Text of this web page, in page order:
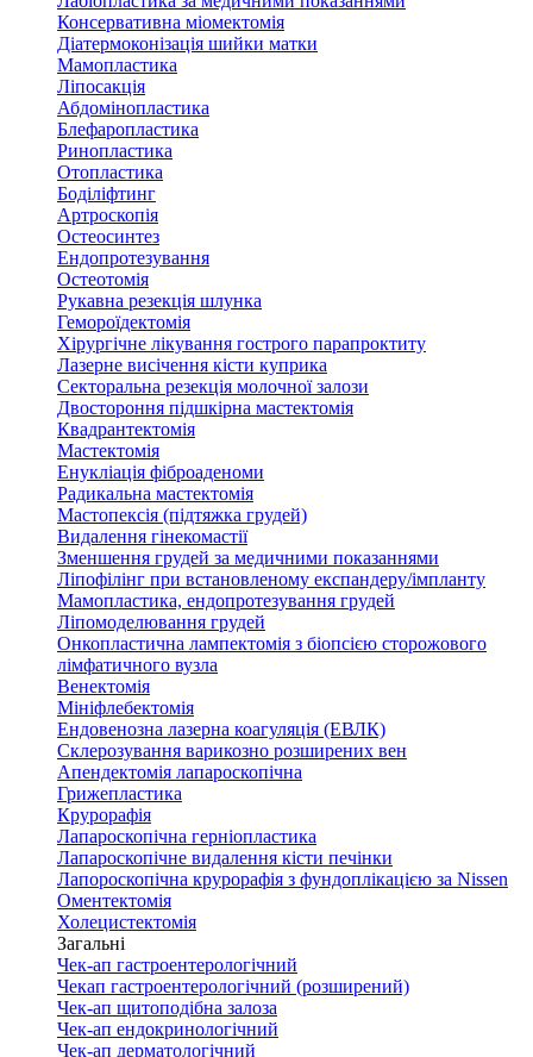
Консервативна міомектомія
Діатермоконізація шийки матки
Мамопластика
Ліпосакція
Абдомінопластика
Блефаропластика
Ринопластика
Отопластика
Боділіфтинг
Артроскопія
Остеосинтез
Ендопротезування
Остеотомія
Рукавна резекція шлунка
Гемороїдектомія
Хірургічне лікування гострого парапроктиту
Лазерне висічення кісти куприка
Секторальна резекція молочної залози
Двостороння підшкірна мастектомія
Квадрантектомія
Мастектомія
Енукліація фіброаденоми
Радикальна мастектомія
Мастопексія (підтяжка грудей)
Видалення гінекомастії
Зменшення грудей за медичними показаннями
Ліпофілінг при встановленому експандеру/імпланту
Мамопластика, ендопротезування грудей
Ліпомоделювання грудей
Онкопластична лампектомія з біопсією сторожового
лімфатичного вузла
Венектомія
Мініфлебектомія
Ендовенозна лазерна коагуляція (ЕВЛК)
Склерозування варикозно розширених вен
Апендектомія лапароскопічна
Грижепластика
Крурорафія
Лапароскопічна герніопластика
Лапароскопічне видалення кісти печінки
Лапороскопічна крурорафія з фундоплікацією за Nissen
Оментектомія
Холецистектомія
Загальні
Чек-ап гастроентерологічний
Чекап гастроентерологічний (розширений)
Чек-ап щитоподібна залоза
Чек-ап ендокринологічний
Чек-ап дерматологічний